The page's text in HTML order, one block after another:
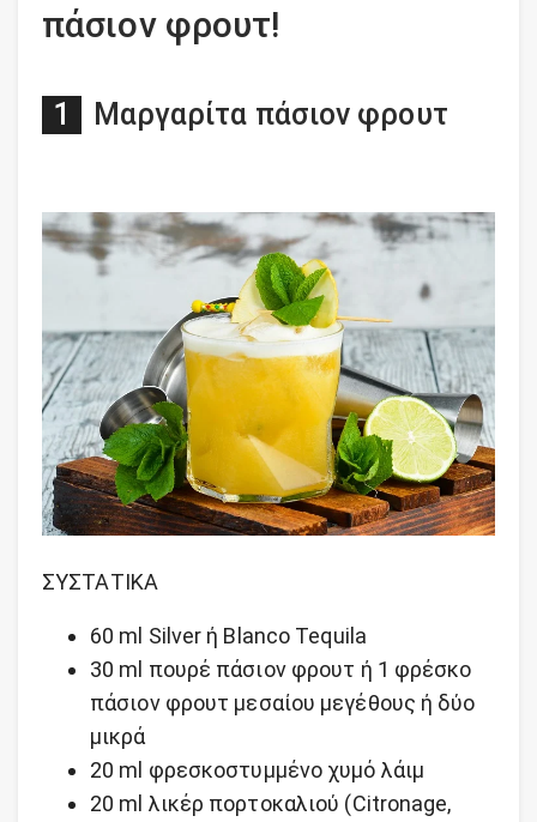
πάσιον φρουτ!
Μαργαρίτα πάσιον φρουτ
ΣΥΣΤΑΤΙΚΑ
60 ml Silver ή Blanco Tequila
30 ml πουρέ πάσιον φρουτ ή 1 φρέσκο
πάσιον φρουτ μεσαίου μεγέθους ή δύο
μικρά
20 ml φρεσκοστυμμένο χυμό λάιμ
20 ml λικέρ πορτοκαλιού (Citronage,